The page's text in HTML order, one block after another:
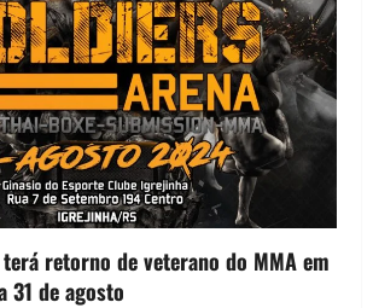
retorno de veterano do MMA em
31 de agosto